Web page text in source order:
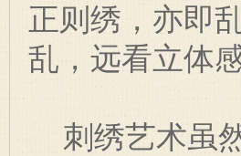
正则绣，亦即
乱，远看立体
刺绣艺术虽